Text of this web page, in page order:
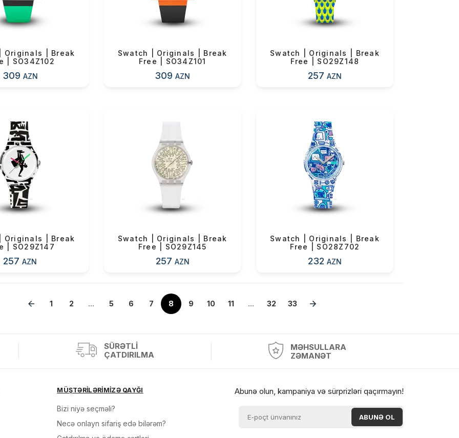
Originals | Break
| SO34Z102
309 AZN
Swatch | Originals | Break
Free | SO34Z101
309AZN
Swatch | Originals | Break
Free | SO29Z148
257 AZN
Originals | Break
| SO29Z147
257AZN
Swatch | Originals | Break
Free | SO29Z145
257 AZN
Swatch | Originals | Break
Free | SO28Z702
232 AZN
1 2 ... 5 6 7 8 9 10 11 ... 32 33
SÜRƏTLI
ÇATDIRILMA
MƏHSULLARA
ZƏMANƏT
MÜŞTƏRİLƏRİMİZƏ QAYĞI
Bizi niyə seçməli?
Necə onlayn sifariş edə bilərəm?
Abunə olun, kampaniya və sürprizləri qaçırmayın!